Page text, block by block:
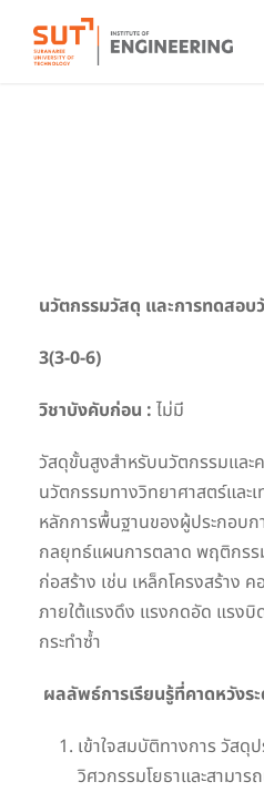
นวัตกรรมวัสดุ และการทดสอบ
3(3-0-6)
วิชาบังคับก่อน : ไม่มี
วัสดุขั้นสูงสําหรับนวัตกรรมและ
นวัตกรรมทางวิทยาศาสตร์และ
หลักการพื้นฐานของผู้ประกอบ
กลยุทธ์แผนการตลาด พฤติกรร
ก่อสร้าง เช่น เหล็กโครงสร้าง
ภายใต้แรงดึง แรงกดอัด แรงบิ
กระทำซ้ำ
ผลลัพธ์การเรียนรู้ที่คาดหวังร
เข้าใจสมบัติทางการ วัสดุ
วิศวกรรมโยธาและสามาร